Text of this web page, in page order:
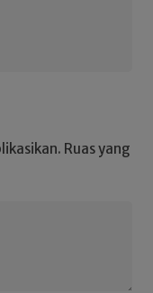
Ruas yang